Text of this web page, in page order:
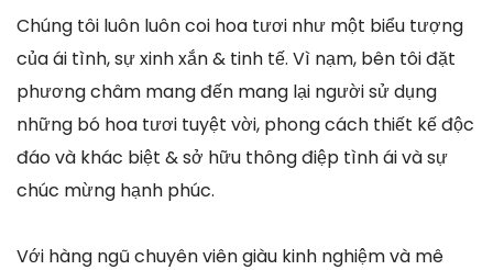
Chúng tôi luôn luôn coi hoa tươi như một biểu tượng
của ái tình, sự xinh xắn & tinh tế. Vì nạm, bên tôi đặt
phương châm mang đến mang lại người sử dụng
những bó hoa tươi tuyệt vời, phong cách thiết kế độc
đáo và khác biệt & sở hữu thông điệp tình ái và sự
chúc mừng hạnh phúc.
Với hàng ngũ chuyên viên giàu kinh nghiệm và mê